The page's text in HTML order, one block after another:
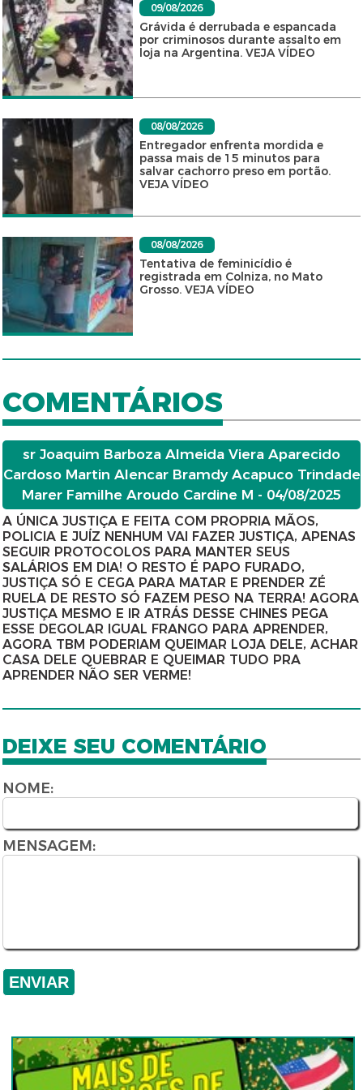
09/08/2026
Grávida é derrubada e espancada
por criminosos durante assalto em
loja na Argentina. VEJA VÍDEO
08/08/2026
Entregador enfrenta mordida e
passa mais de 15 minutos para
salvar cachorro preso em portão.
VEJA VÍDEO
08/08/2026
Tentativa de feminicídio é
registrada em Colniza, no Mato
Grosso. VEJA VÍDEO
COMENTÁRIOS
sr Joaquim Barboza Almeida Viera Aparecido
Cardoso Martin Alencar Bramdy Acapuco Trindade
Marer Familhe Aroudo Cardine M - 04/08/2025
A ÚNICA JUSTIÇA E FEITA COM PROPRIA MÃOS,
POLICIA E JUÍZ NENHUM VAI FAZER JUSTIÇA, APENAS
SEGUIR PROTOCOLOS PARA MANTER SEUS
SALÁRIOS EM DIA! O RESTO É PAPO FURADO,
JUSTIÇA SÓ E CEGA PARA MATAR E PRENDER ZÉ
RUELA DE RESTO SÓ FAZEM PESO NA TERRA! AGORA
JUSTIÇA MESMO E IR ATRÁS DESSE CHINES PEGA
ESSE DEGOLAR IGUAL FRANGO PARA APRENDER,
AGORA TBM PODERIAM QUEIMAR LOJA DELE, ACHAR
CASA DELE QUEBRAR E QUEIMAR TUDO PRA
APRENDER NÃO SER VERME!
DEIXE SEU COMENTÁRIO
NOME:
MENSAGEM: